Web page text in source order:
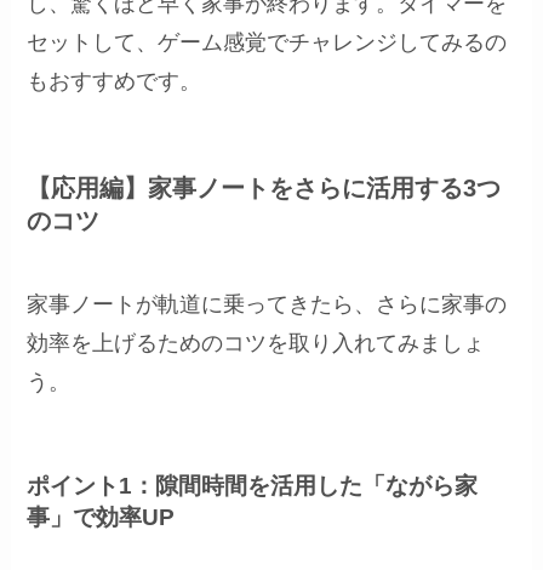
セットして、ゲーム感覚でチャレンジしてみるの
もおすすめです。
【応用編】家事ノートをさらに活用する3つ
のコツ
家事ノートが軌道に乗ってきたら、さらに家事の
効率を上げるためのコツを取り入れてみましょ
う。
ポイント1：隙間時間を活用した「ながら家
事」で効率UP